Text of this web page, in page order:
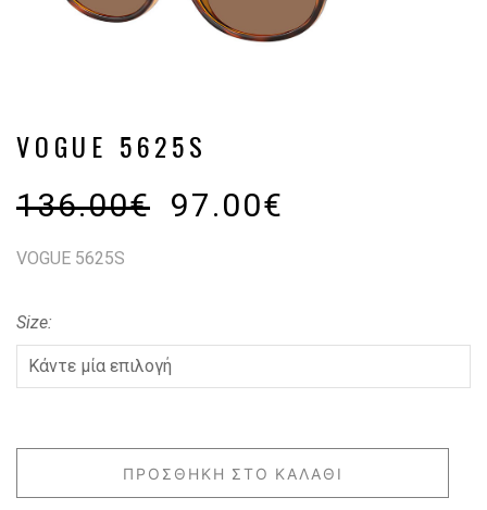
VOGUE 5625S
136.00€ 97.00€
VOGUE 5625S
Size
ΠΡΟΣΘΉΚΗ ΣΤΟ ΚΑΛΆΘΙ